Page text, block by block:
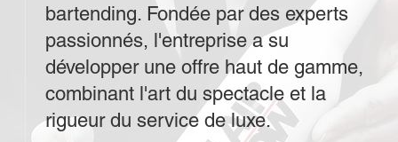
bartending. Fondée par des experts
passionnés, l'entreprise a su
développer une offre haut de gamme,
combinant l'art du spectacle et la
rigueur du service de luxe.